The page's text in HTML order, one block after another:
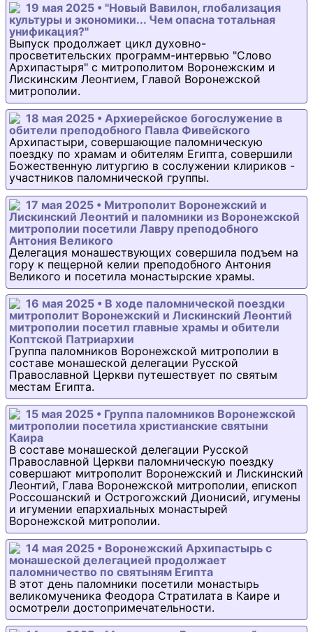
19 мая 2025 • "Новый Вавилон, глобализация
культуры и экономики... Чем опасна тотальная
унификация?"
Выпуск продолжает цикл духовно-
просветительских программ-интервью "Слово
Архипастыря" с митрополитом Воронежским и
Лискинским Леонтием, Главой Воронежской
митрополии.
18 мая 2025 • Архиерейское богослужение в
обители преподобного Павла Фивейского
Архипастыри, совершающие паломническую
поездку по храмам и обителям Египта, совершили
Божественную литургию в сослужении клириков -
участников паломнической группы.
17 мая 2025 • Митрополит Воронежский и
Лискинский Леонтий и паломники из Воронежской
митрополии посетили Лавру преподобного
Антония Великого
Делегация монашествующих совершила подъем на
гору к пещерной келии преподобного Антония
Великого и посетила монастырские храмы.
16 мая 2025 • В ходе паломнической поездки
митрополит Воронежский и Лискинский Леонтий
митрополии посетил главные храмы и обители
Коптской Патриархии
Группа паломников Воронежской митрополии в
составе монашеской делегации Русской
Православной Церкви путешествует по святым
местам Египта.
15 мая 2025 • Группа паломников Воронежской
митрополии посетила христианские святыни
Каира
В составе монашеской делегации Русской
Православной Церкви паломническую поездку
совершают митрополит Воронежский и Лискинский
Леонтий, Глава Воронежской митрополии, епископ
Россошанский и Острогожский Дионисий, игумены
и игумении епархиальных монастырей
Воронежской митрополии.
14 мая 2025 • Воронежский Архипастырь с
монашеской делегацией продолжает
паломничество по святыням Египта
В этот день паломники посетили монастырь
великомученика Феодора Стратилата в Каире и
осмотрели достопримечательности.